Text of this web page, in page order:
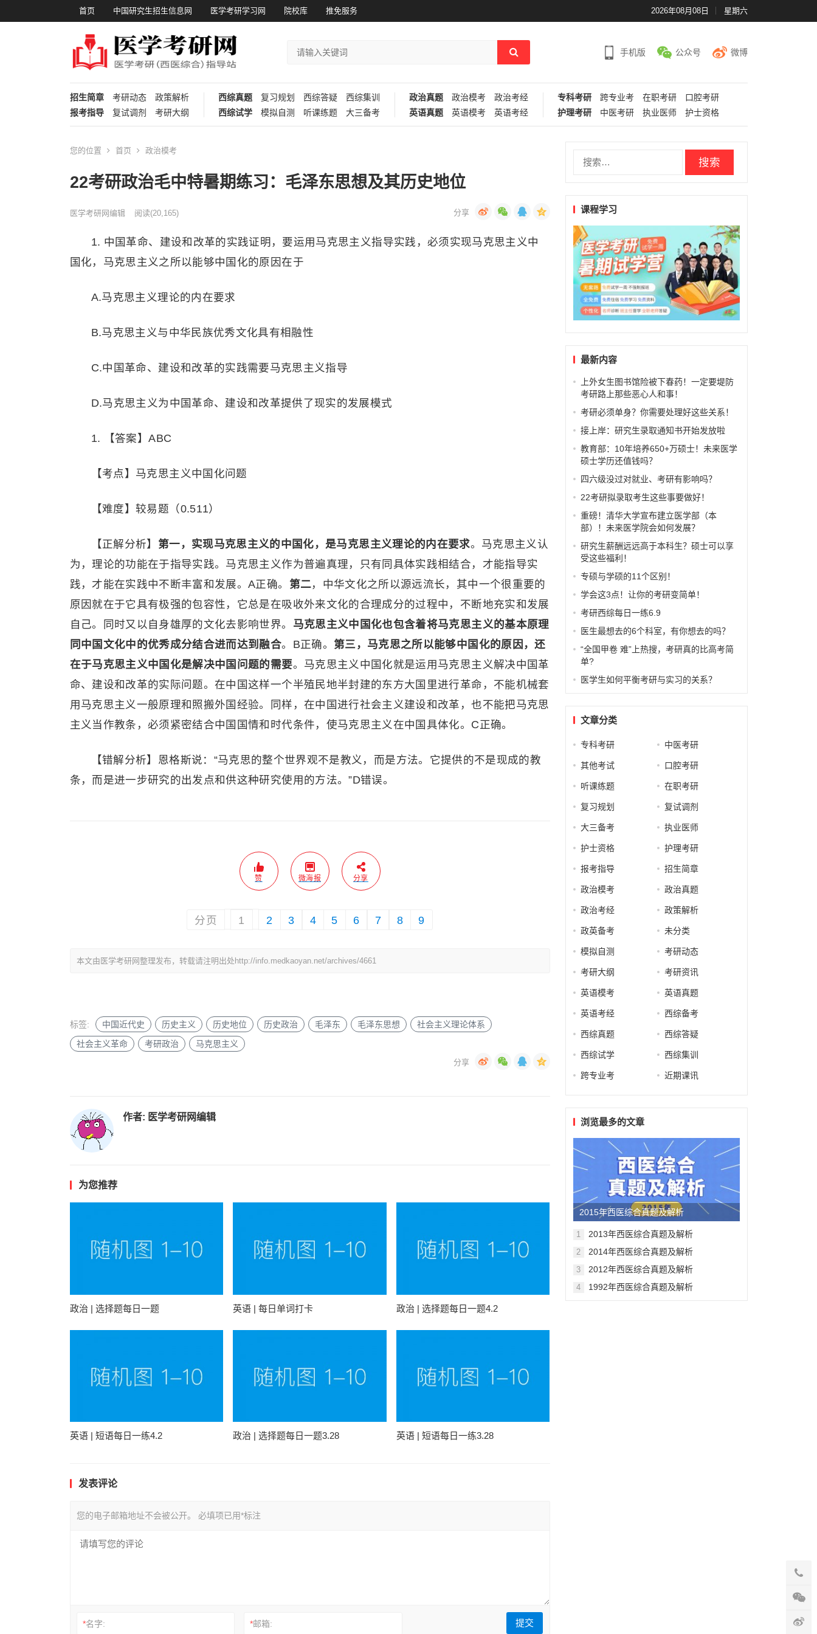
首页 中国研究生招生信息网 医学考研学习网 院校库 推免服务 2026年08月08日 星期六
手机版 公众号 微博
招生简章 考研动态
政策解析
报考指导
复试调剂 考研大纲
西综真题 复习规划 西综答疑
西综集训
西综试学
模拟自测 听课练题 大三备考
政治真题 政治模考
政治考经
英语真题
英语模考 英语考经
专科考研 跨专业考 在职考研
口腔考研
护理考研
中医考研 执业医师 护士资格
您的位置 首页 政治模考
22考研政治毛中特暑期练习：毛泽东思想及其历史地位
医学考研网编辑 阅读(20,165)
1. 中国革命、建设和改革的实践证明，要运用马克思主义指导实践，必须实现马克思主义中
国化，马克思主义之所以能够中国化的原因在于
A.马克思主义理论的内在要求
B.马克思主义与中华民族优秀文化具有相融性
C.中国革命、建设和改革的实践需要马克思主义指导
D.马克思主义为中国革命、建设和改革提供了现实的发展模式
1. 【答案】ABC
【考点】马克思主义中国化问题
【难度】较易题（0.511）
【正解分析】 第一，实现马克思主义的中国化，是马克思主义理论的内在要求。马克思主义认
为，理论的功能在于指导实践。马克思主义作为普遍真理，只有同具体实践相结合，才能指导实
践，才能在实践中不断丰富和发展。A正确。 第二，中华文化之所以源远流长，其中一个很重要的
原因就在于它具有极强的包容性，它总是在吸收外来文化的合理成分的过程中，不断地充实和发展
自己。同时又以自身雄厚的文化去影响世界。 马克思主义中国化也包含着将马克思主义的基本原理
同中国文化中的优秀成分结合进而达到融合。B正确。 第三，马克思之所以能够中国化的原因，还
在于马克思主义中国化是解决中国问题的需要。马克思主义中国化就是运用马克思主义解决中国革
命、建设和改革的实际问题。在中国这样一个半殖民地半封建的东方大国里进行革命，不能机械套
用马克思主义一般原理和照搬外国经验。同样，在中国进行社会主义建设和改革，也不能把马克思
主义当作教条，必须紧密结合中国国情和时代条件，使马克思主义在中国具体化。C正确。
【错解分析】恩格斯说：“马克思的整个世界观不是教义，而是方法。它提供的不是现成的教
条，而是进一步研究的出发点和供这种研究使用的方法。”D错误。
赞 微海报 分享
分页 1 2 3 4 5 6 7 8 9
本文由医学考研网整理发布，转载请注明出处http://info.medkaoyan.net/archives/4661
标签: 中国近代史 历史主义 历史地位 历史政治 毛泽东 毛泽东思想
社会主义理论体系
社会主义革命
考研政治 马克思主义
作者: 医学考研网编辑
为您推荐
政治 | 选择题每日一题 英语 | 每日单词打卡 政治 | 选择题每日一题4.2
英语 | 短语每日一练4.2 政治 | 选择题每日一题3.28 英语 | 短语每日一练3.28
发表评论
您的电子邮箱地址不会被公开。 必填项已用*标注
*名字: *邮箱:
课程学习
最新内容
上外女生图书馆险被下春药！一定要堤防
考研路上那些恶心人和事！
考研必须单身？你需要处理好这些关系！
接上岸：研究生录取通知书开始发放啦
教育部：10年培养650+万硕士！未来医学
硕士学历还值钱吗？
四六级没过对就业、考研有影响吗？
22考研拟录取考生这些事要做好！
重磅！清华大学宣布建立医学部（本
部）！未来医学院会如何发展？
研究生薪酬远远高于本科生？硕士可以享
受这些福利！
专硕与学硕的11个区别！
学会这3点！让你的考研变简单！
考研西综每日一练6.9
医生最想去的6个科室，有你想去的吗？
“全国甲卷 难”上热搜，考研真的比高考简
单?
医学生如何平衡考研与实习的关系？
文章分类
专科考研 中医考研
其他考试 口腔考研
听课练题 在职考研
复习规划 复试调剂
大三备考 执业医师
护士资格 护理考研
报考指导 招生简章
政治模考 政治真题
政治考经 政策解析
政英备考 未分类
模拟自测 考研动态
考研大纲 考研资讯
英语模考 英语真题
英语考经 西综备考
西综真题 西综答疑
西综试学 西综集训
跨专业考 近期课讯
浏览最多的文章
2015年西医综合真题及解析
1 2013年西医综合真题及解析
2 2014年西医综合真题及解析
3 2012年西医综合真题及解析
4 1992年西医综合真题及解析